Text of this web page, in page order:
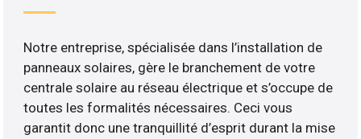
Notre entreprise, spécialisée dans l’installation de
panneaux solaires, gère le branchement de votre
centrale solaire au réseau électrique et s’occupe de
toutes les formalités nécessaires. Ceci vous
garantit donc une tranquillité d’esprit durant la mise